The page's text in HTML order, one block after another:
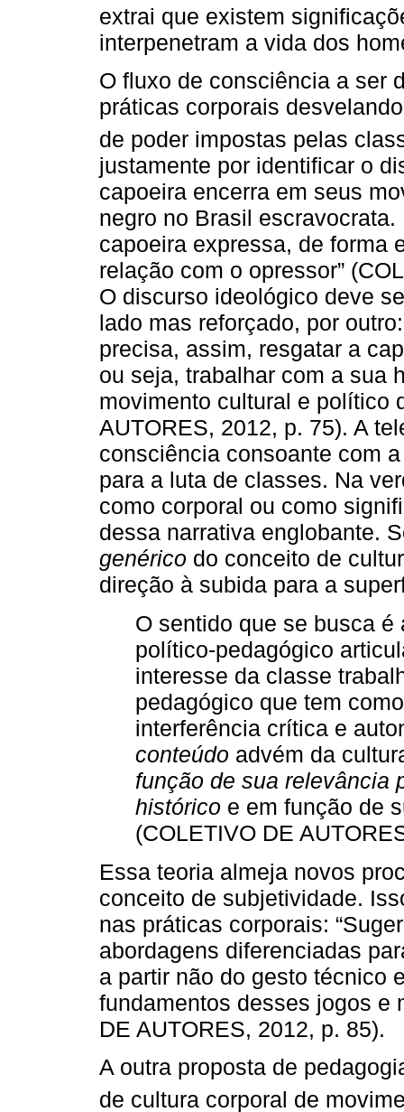
extrai que existem
interpenetram a vida dos
O fluxo de consciência a ser
práticas corporais
de poder impostas pelas
justamente por identificar o
capoeira encerra em seus
negro no Brasil
capoeira expressa, de forma
relação com o opressor”
O discurso ideológico deve
lado mas reforçado, por
precisa, assim, resgatar a
ou seja, trabalhar com a sua
movimento cultural e político
AUTORES, 2012, p. 75). A
consciência consoante com
para a luta de classes. Na
como corporal ou como
dessa narrativa englobante.
genérico do conceito de
direção à subida para a
O sentido que se busca
político-pedagógico
interesse da classe
pedagógico que tem
interferência crítica e
conteúdo advém da
função de sua relevância
histórico e em função de
(COLETIVO DE
Essa teoria almeja novos
conceito de subjetividade.
nas práticas corporais:
abordagens diferenciadas
a partir não do gesto técnico
fundamentos desses jogos e
DE AUTORES, 2012, p. 85).
A outra proposta de
de cultura corporal de